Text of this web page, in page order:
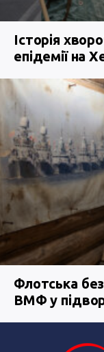
Історія
епідемії на
Флотська
ВМФ у